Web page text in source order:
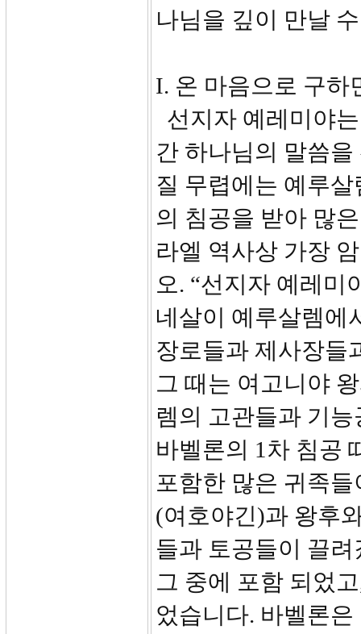
나님을 깊이 만날
I. 온 마음으로 구하
선지자 예레미야
간 하나님의 말씀
질 무렵에는 예루
의 침공을 받아 많
라엘 역사상 가장
오. “선지자 예레미
네살이 예루살렘에
장로들과 제사장들
그 때는 여고니야
렘의 고관들과 기
바벨론의 1차 침공
포함한 많은 귀족
(여호야긴)과 왕후
들과 토공들이 끌
그 중에 포함 되었
었습니다. 바벨론